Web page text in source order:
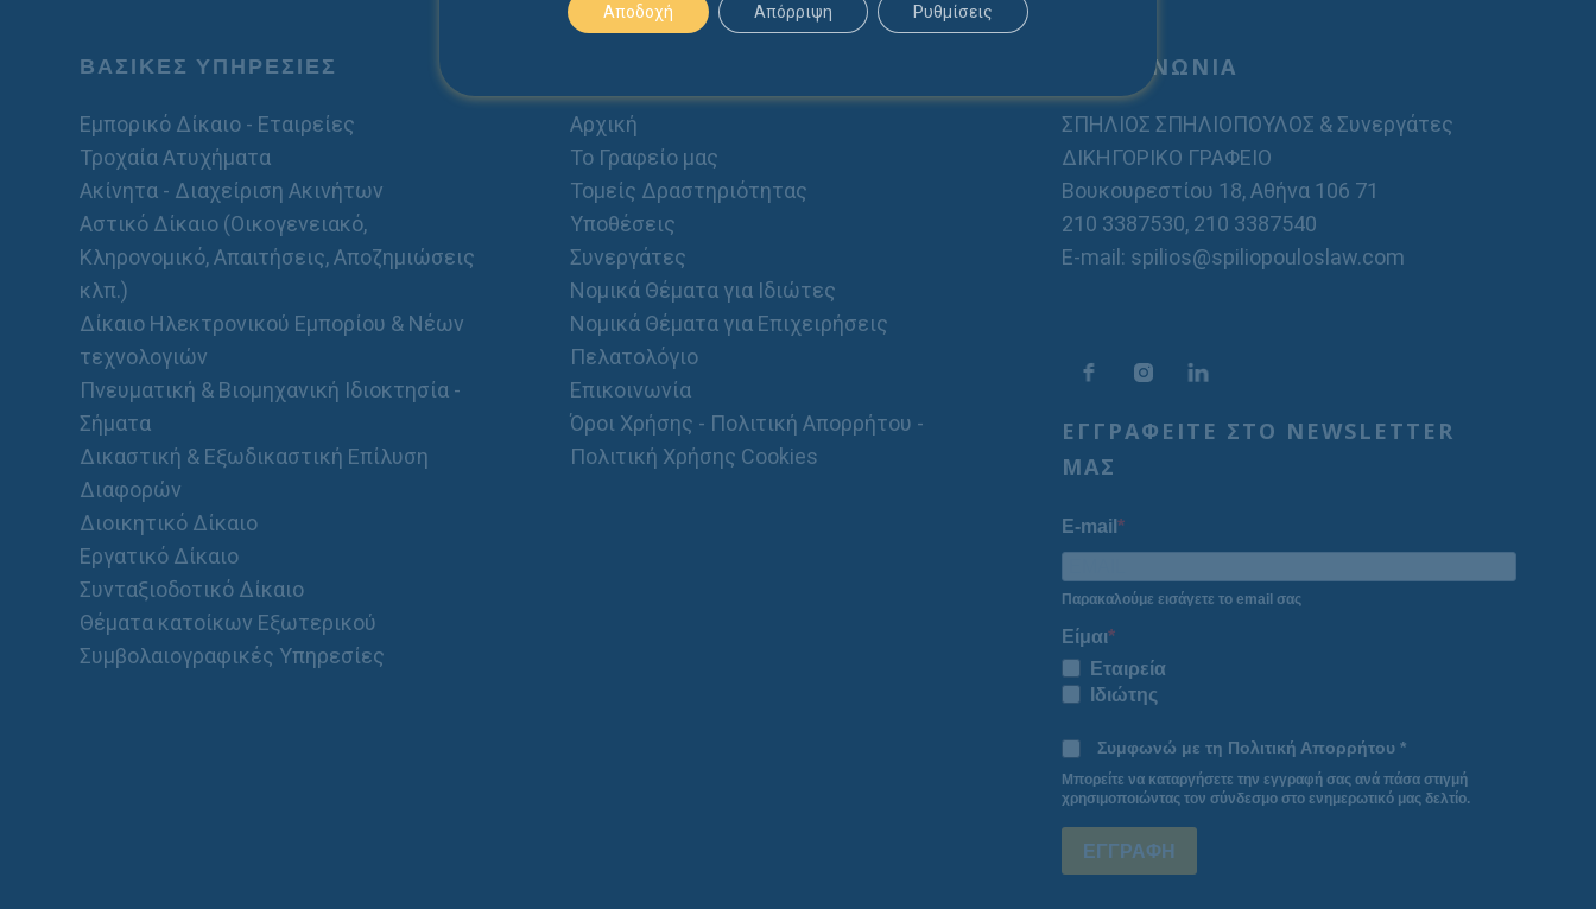
ΒΑΣΙΚΕΣ ΥΠΗΡΕΣΙΕΣ
Εμπορικό Δίκαιο - Εταιρείες
Τροχαία Ατυχήματα
Ακίνητα - Διαχείριση Ακινήτων
Αστικό Δίκαιο (Οικογενειακό,
Κληρονομικό, Απαιτήσεις, Αποζημιώσεις
κλπ.)
Δίκαιο Ηλεκτρονικού Εμπορίου & Νέων
τεχνολογιών
Πνευματική & Βιομηχανική Ιδιοκτησία -
Σήματα
Δικαστική & Εξωδικαστική Επίλυση
Διαφορών
Διοικητικό Δίκαιο
Εργατικό Δίκαιο
Συνταξιοδοτικό Δίκαιο
Θέματα κατοίκων Εξωτερικού
Συμβολαιογραφικές Υπηρεσίες
Αρχική
Το Γραφείο μας
Τομείς Δραστηριότητας
Υποθέσεις
Συνεργάτες
Νομικά Θέματα για Ιδιώτες
Νομικά Θέματα για Επιχειρήσεις
Πελατολόγιο
Επικοινωνία
Όροι Χρήσης - Πολιτική Απορρήτου -
Πολιτική Χρήσης Cookies
ΕΠΙΚΟΙΝΩΝΙΑ
ΣΠΗΛΙΟΣ ΣΠΗΛΙΟΠΟΥΛΟΣ & Συνεργάτες
ΔΙΚΗΓΟΡΙΚΟ ΓΡΑΦΕΙΟ
Βουκουρεστίου 18, Αθήνα 106 71
210 3387530, 210 3387540
E-mail: spilios@spiliopouloslaw.com
ΕΓΓΡΑΦΕΙΤΕ ΣΤΟ NEWSLETTER
ΜΑΣ
E-mail
Παρακαλούμε εισάγετε το email σας
Είμαι
Εταιρεία
Ιδιώτης
Συμφωνώ με τη Πολιτική Απορρήτου *
Μπορείτε να καταργήσετε την εγγραφή σας ανά πάσα στιγμή
χρησιμοποιώντας τον σύνδεσμο στο ενημερωτικό μας δελτίο.
ΕΓΓΡΑΦΗ
Αποδοχή Απόρριψη Ρυθμίσεις